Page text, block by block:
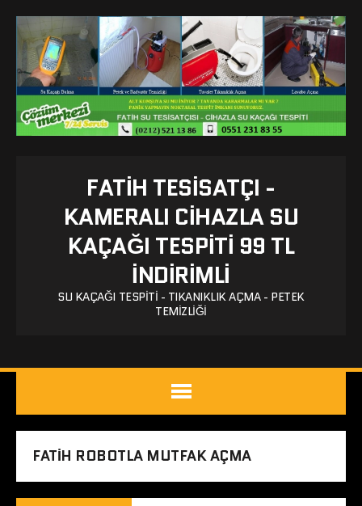
FATIH TESISATÇI -
KAMERALI CIHAZLA SU
KAÇAĞI TESPITI 99 TL
İNDİRİMLİ
SU KAÇAĞI TESPITI - TIKANIKLIK AÇMA - PETEK
TEMIZLIĞI
FATIH ROBOTLA MUTFAK AÇMA